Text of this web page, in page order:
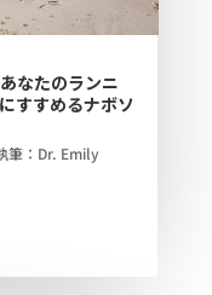
なたのランニ
すすめるナボソ
筆：Dr. Emily